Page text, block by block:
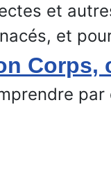
et
et
Corps,